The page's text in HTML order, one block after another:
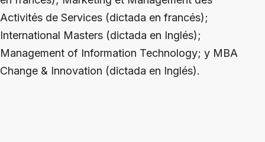
Activités de Services (dictada en francés);
International Masters (dictada en Inglés);
Management of Information Technology; y MBA
Change & Innovation (dictada en Inglés).